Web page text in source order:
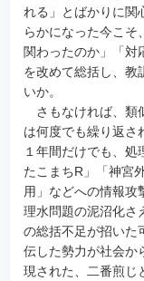
れる」とばかりに関
らかになった今こそ
関わったのか」「対
を改めて総括し、教
いか。
さもなければ、類
は何度でも繰り返さ
１年間だけでも、
たこまちR」「神宮
用」などへの情報攻
理水問題の泥沼化さ
の総括不足が招いた
伝した勢力が社会か
現された、二番煎じ